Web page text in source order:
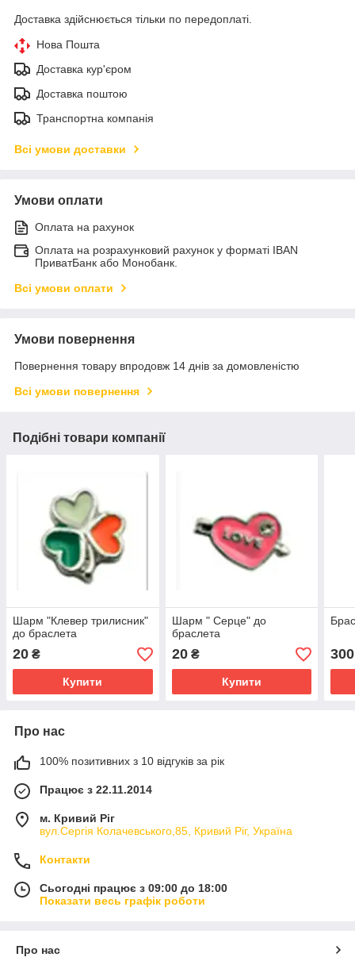
Доставка здійснюється тільки по передоплаті.
Нова Пошта
Доставка кур'єром
Доставка поштою
Транспортна компанія
Всі умови доставки
Умови оплати
Оплата на рахунок
Оплата на розрахунковий рахунок у форматі IBAN
ПриватБанк або Монобанк.
Всі умови оплати
Умови повернення
Повернення товару впродовж 14 днів за домовленістю
Всі умови повернення
Подібні товари компанії
Шарм "Клевер трилисник"
до браслета
20 ₴
Купити
Шарм " Серце" до
браслета
20₴
Купити
300
Про нас
100% позитивних з 10 відгуків за рік
Працює з 22.11.2014
м. Кривий Ріг
вул.Сергія Колачевського,85, Кривий Ріг, Україна
Контакти
Сьогодні працює з 09:00 до 18:00
Показати весь графік роботи
Про нас